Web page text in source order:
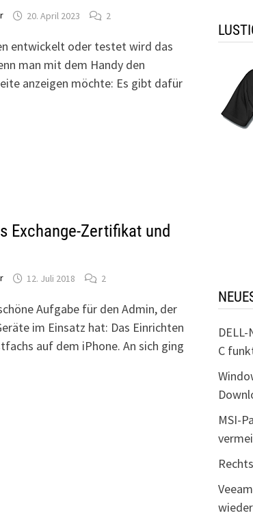
20. April 2023 2
entwickelt oder testet wird das
man mit dem Handy den
anzeigen möchte: Es gibt dafür
Exchange-Zertifikat und
12. Juli 2018 2
Aufgabe für den Admin, der
im Einsatz hat: Das Einrichten
auf dem iPhone. An sich ging
C
MSI-